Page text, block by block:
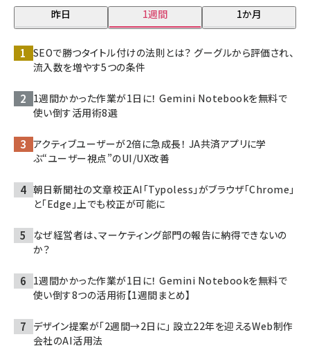
昨日 1週間 1か月
SEOで勝つタイトル付けの法則とは？ グーグルから評価され、
流入数を増やす5つの条件
1週間かかった作業が1日に！ Gemini Notebookを無料で
使い倒す活用術8選
アクティブユーザーが2倍に急成長！ JA共済アプリに学
ぶ“ユーザー視点”のUI/UX改善
朝日新聞社の文章校正AI「Typoless」がブラウザ「Chrome」
と「Edge」上でも校正が可能に
なぜ経営者は、マーケティング部門の報告に納得できないの
か？
1週間かかった作業が1日に！ Gemini Notebookを無料で
使い倒す8つの活用術【1週間まとめ】
デザイン提案が「2週間→2日に」 設立22年を迎えるWeb制作
会社のAI活用法